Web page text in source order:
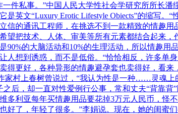
一件私事。”中国人民大学性社会学研究所所长
是英文“Luxury Erotic Lifestyle Obiects”的缩写
信的通讯工程师，在挑选不到一款精致的情趣
望把技术、人体、审美等所有元素都结合起来，
90%的大脑活动和10%的生理活动，所以情趣
人想到诱惑，而不是低俗。“恰恰相反，许多单
得更好，各种异形的情趣避孕套也卖得好，看
家村上春树曾说过，“我认为性是一种……灵魂
之后，却一直对性爱例行公事，常和丈夫“背靠
多利亚每年买情趣用品要花掉3万元人民币，怪
好了，年轻了很多。”李娟说。现在，她的闺蜜